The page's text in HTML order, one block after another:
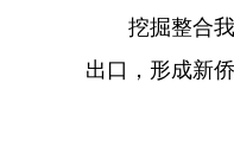
挖掘整合我
出口，形成新